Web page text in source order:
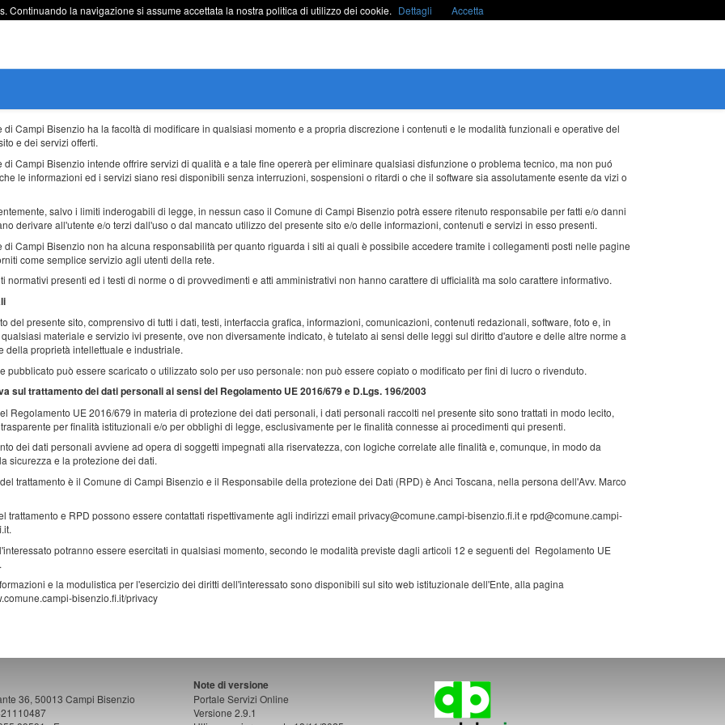
di Campi Bisenzio ha la facoltà di modificare in qualsiasi momento e a propria discrezione i contenuti e le modalità funzionali e operative del
e dei servizi offerti.
di Campi Bisenzio intende offrire servizi di qualità e a tale fine opererà per eliminare qualsiasi disfunzione o problema tecnico, ma non puó
le informazioni ed i servizi siano resi disponibili senza interruzioni, sospensioni o ritardi o che il software sia assolutamente esente da vizi o
salvo i limiti inderogabili di legge, in nessun caso il Comune di Campi Bisenzio potrà essere ritenuto responsabile per fatti e/o danni
derivare all'utente e/o terzi dall'uso o dal mancato utilizzo del presente sito e/o delle informazioni, contenuti e servizi in esso presenti.
di Campi Bisenzio non ha alcuna responsabilità per quanto riguarda i siti ai quali è possibile accedere tramite i collegamenti posti nelle pagine
come semplice servizio agli utenti della rete.
normativi presenti ed i testi di norme o di provvedimenti e atti amministrativi non hanno carattere di ufficialità ma solo carattere informativo.
del presente sito, comprensivo di tutti i dati, testi, interfaccia grafica, informazioni, comunicazioni, contenuti redazionali, software, foto e, in
materiale e servizio ivi presente, ove non diversamente indicato, è tutelato ai sensi delle leggi sul diritto d'autore e delle altre norme a
della proprietà intellettuale e industriale.
pubblicato può essere scaricato o utilizzato solo per uso personale: non può essere copiato o modificato per fini di lucro o rivenduto.
sul trattamento dei dati personali ai sensi del Regolamento UE 2016/679 e D.Lgs. 196/2003
Regolamento UE 2016/679 in materia di protezione dei dati personali, i dati personali raccolti nel presente sito sono trattati in modo lecito,
per finalità istituzionali e/o per obblighi di legge, esclusivamente per le finalità connesse ai procedimenti qui presenti.
dei dati personali avviene ad opera di soggetti impegnati alla riservatezza, con logiche correlate alle finalità e, comunque, in modo da
sicurezza e la protezione dei dati.
trattamento è il Comune di Campi Bisenzio e il Responsabile della protezione dei Dati (RPD) è Anci Toscana, nella persona dell'Avv. Marco
trattamento e RPD possono essere contattati rispettivamente agli indirizzi email privacy@comune.campi-bisenzio.fi.it e rpd@comune.campi-
potranno essere esercitati in qualsiasi momento, secondo le modalità previste dagli articoli 12 e seguenti del Regolamento UE
e la modulistica per l'esercizio dei diritti dell'interessato sono disponibili sul sito web istituzionale dell'Ente, alla pagina
bisenzio.fi.it/privacy
36, 50013 Campi Bisenzio
Note di versione
Portale Servizi Online
Versione 2.9.1
Continuando la navigazione si assume accettata la nostra politica di utilizzo dei cookie. Dettagli Accetta